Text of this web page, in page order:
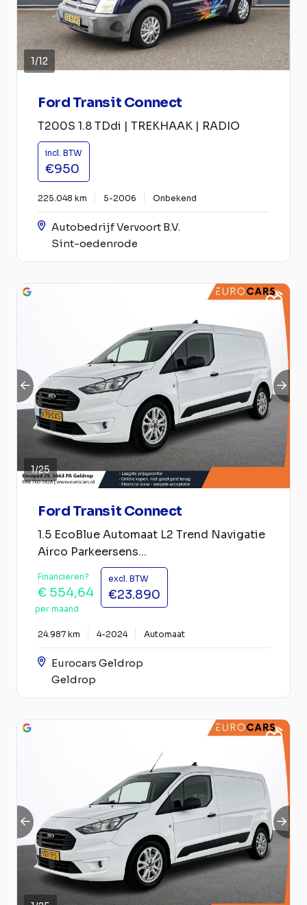
1/12
Ford Transit Connect
T200S 1.8 TDdi | TREKHAAK | RADIO
incl. BTW
€950
225.048 km 5-2006 Onbekend
Autobedrijf Vervoort B.V.
Sint-oedenrode
1/25
Ford Transit Connect
1.5 EcoBlue Automaat L2 Trend Navigatie
Airco Parkeersens...
Financieren?
€ 554,64
per maand
excl. BTW
€23.890
24.987 km 4-2024 Automaat
Eurocars Geldrop
Geldrop